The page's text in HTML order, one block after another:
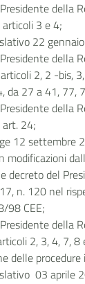
della
3 e 4;
22
della
2, 2 -bis,
da 27 a 41, 77,
della
24;
12 settembre
modificazioni
decreto del
n. 120 nel
98 CEE;
della
2, 3, 4, 7,
delle procedure
03 aprile